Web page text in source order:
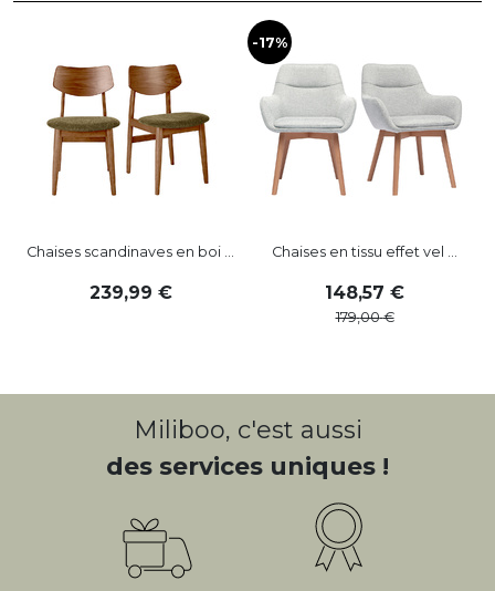
Chaises scandinaves en boi ...
239,99
-17%
Chaises en tissu effet vel ...
148,57
179,00
Miliboo, c'est aussi
des services uniques !